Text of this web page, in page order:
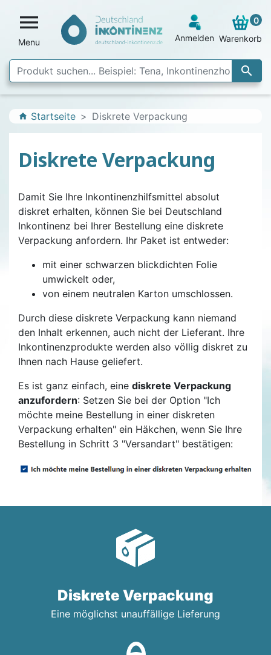

Menu

Anmelden
0
Warenkorb
home Startseite Diskrete Verpackung
Diskrete Verpackung
Damit Sie Ihre Inkontinenzhilfsmittel absolut
diskret erhalten, können Sie bei Deutschland
Inkontinenz bei Ihrer Bestellung eine diskrete
Verpackung anfordern. Ihr Paket ist entweder:
mit einer schwarzen blickdichten Folie
umwickelt oder,
von einem neutralen Karton umschlossen.
Durch diese diskrete Verpackung kann niemand
den Inhalt erkennen, auch nicht der Lieferant. Ihre
Inkontinenzprodukte werden also völlig diskret zu
Ihnen nach Hause geliefert.
Es ist ganz einfach, eine diskrete Verpackung
anzufordern: Setzen Sie bei der Option "Ich
möchte meine Bestellung in einer diskreten
Verpackung erhalten" ein Häkchen, wenn Sie Ihre
Bestellung in Schritt 3 "Versandart" bestätigen:
Diskrete Verpackung
Eine möglichst unauffällige Lieferung